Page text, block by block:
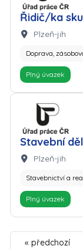
Řidič/ka
Lokalita:
Plzeň-jih
Doprava,
Plný úvazek
Stavební
Zaměstnavatel:
Lokalita:
Plzeň-jih
Stavebnictví a
Plný úvazek
« předchozí